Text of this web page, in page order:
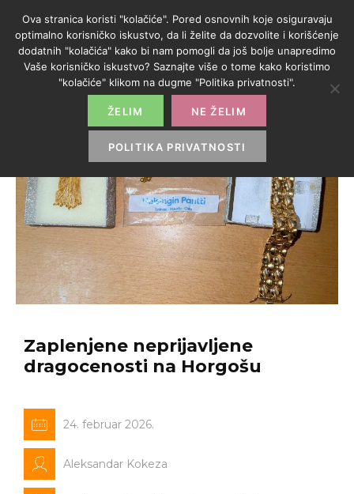
Zaplenjene neprijavljene
dragocenosti na Horgošu
24. februar 2026.
Aleksandar Kokeza
Ova stranica koristi "kolačiće". Pored osnovnih koje osiguravaju
optimalno korisničko iskustvo, da li želite da dozvolite i korišćenje
dodatnih "kolačića" kako bi nam pomogli da još bolje unapredimo
Vaše korisničko iskustvo? Saznajte više o tome kako koristimo
"kolačiće" klikom na dugme "Politika privatnosti".
ŽELIM NE ŽELIM
POLITIKA PRIVATNOSTI